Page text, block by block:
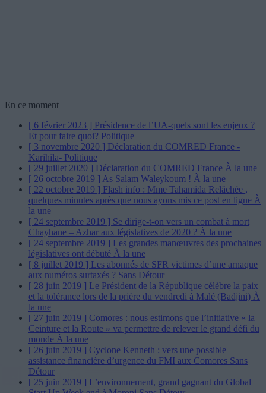
En ce moment
[ 6 février 2023 ] Présidence de l’UA-quels sont les enjeux ?
Et pour faire quoi? Politique
[ 3 novembre 2020 ] Déclaration du COMRED France -
Karihila- Politique
[ 29 juillet 2020 ] Déclaration du COMRED France À la une
[ 26 octobre 2019 ] As Salam Waleykoum ! À la une
[ 22 octobre 2019 ] Flash info : Mme Tahamida Relâchée ,
quelques minutes après que nous ayons mis ce post en ligne À
la une
[ 24 septembre 2019 ] Se dirige-t-on vers un combat à mort
Chayhane – Azhar aux législatives de 2020 ? À la une
[ 24 septembre 2019 ] Les grandes manœuvres des prochaines
législatives ont débuté À la une
[ 8 juillet 2019 ] Les abonnés de SFR victimes d’une arnaque
aux numéros surtaxés ? Sans Détour
[ 28 juin 2019 ] Le Président de la République célèbre la paix
et la tolérance lors de la prière du vendredi à Malé (Badjini) À
la une
[ 27 juin 2019 ] Comores : nous estimons que l’initiative « la
Ceinture et la Route » va permettre de relever le grand défi du
monde À la une
[ 26 juin 2019 ] Cyclone Kenneth : vers une possible
assistance financière d’urgence du FMI aux Comores Sans
Détour
[ 25 juin 2019 ] L’environnement, grand gagnant du Global